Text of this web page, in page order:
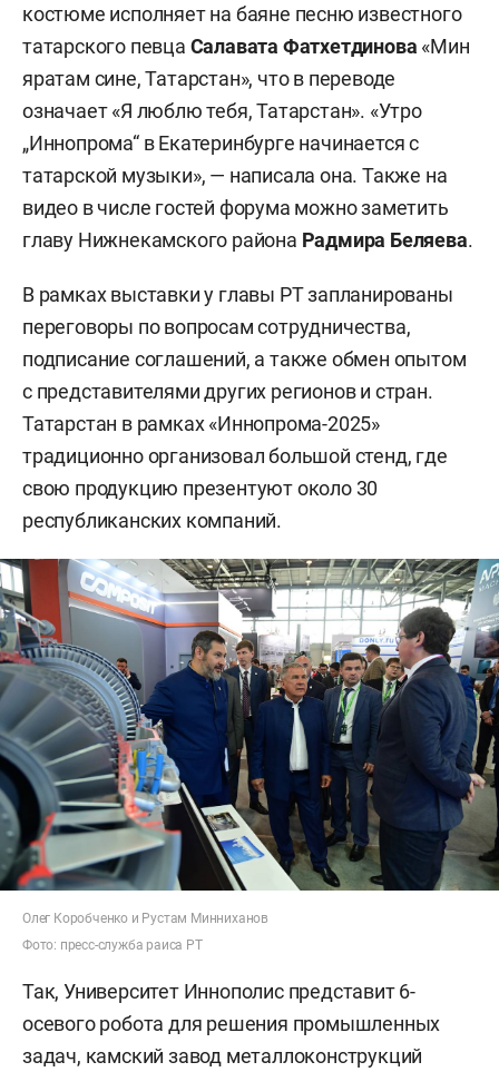
костюме исполняет на баяне песню известного
татарского певца Салавата Фатхетдинова «Мин
яратам сине, Татарстан», что в переводе
означает «Я люблю тебя, Татарстан». «Утро
„Иннопрома“ в Екатеринбурге начинается с
татарской музыки», — написала она. Также на
видео в числе гостей форума можно заметить
главу Нижнекамского района Радмира Беляева.
В рамках выставки у главы РТ запланированы
переговоры по вопросам сотрудничества,
подписание соглашений, а также обмен опытом
с представителями других регионов и стран.
Татарстан в рамках «Иннопрома-2025»
традиционно организовал большой стенд, где
свою продукцию презентуют около 30
республиканских компаний.
Олег Коробченко и Рустам Минниханов
Фото: пресс-служба раиса РТ
Так, Университет Иннополис представит 6-
осевого робота для решения промышленных
задач, камский завод металлоконструкций